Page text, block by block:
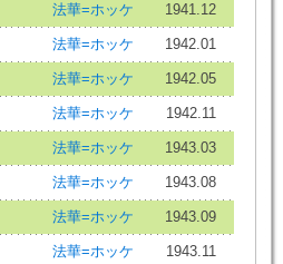
法華=ホッケ 1941.12
法華=ホッケ 1942.01
法華=ホッケ 1942.05
法華=ホッケ 1942.11
法華=ホッケ 1943.03
法華=ホッケ 1943.08
法華=ホッケ 1943.09
法華=ホッケ 1943.11